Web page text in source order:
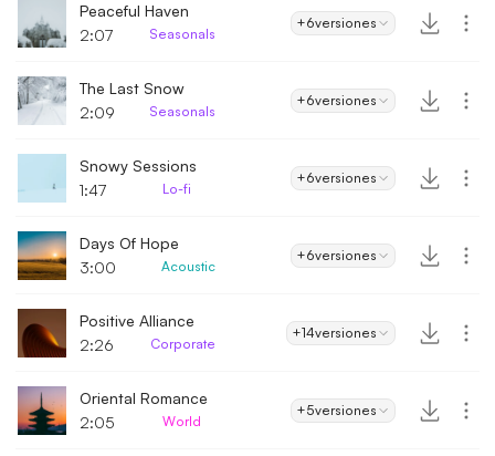
Peaceful Haven
2:07
Seasonals
+6versiones
The Last Snow
2:09
Seasonals
+6versiones
Snowy Sessions
1:47
Lo-fi
+6versiones
Days Of Hope
3:00
Acoustic
+6versiones
Positive Alliance
2:26
Corporate
+14versiones
Oriental Romance
2:05
World
+5versiones